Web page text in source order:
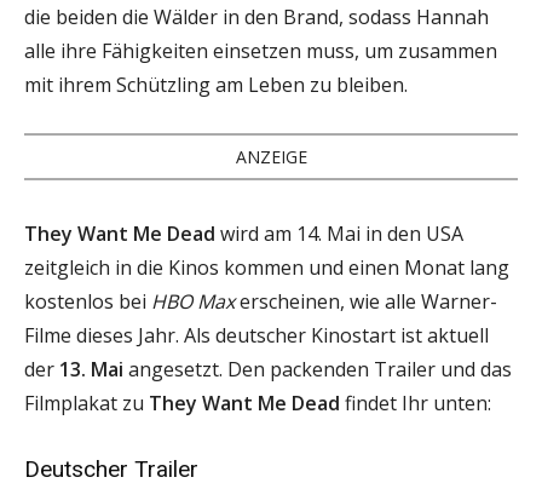
die beiden die Wälder in den Brand, sodass Hannah
alle ihre Fähigkeiten einsetzen muss, um zusammen
mit ihrem Schützling am Leben zu bleiben.
ANZEIGE
They Want Me Dead wird am 14. Mai in den USA
zeitgleich in die Kinos kommen und einen Monat lang
kostenlos bei HBO Maxerscheinen, wie alle Warner-
Filme dieses Jahr. Als deutscher Kinostart ist aktuell
der 13. Mai angesetzt. Den packenden Trailer und das
Filmplakat zu They Want Me Dead findet Ihr unten:
Deutscher Trailer